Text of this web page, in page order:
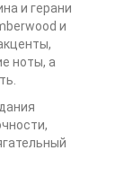
и герани
и
ноты, а